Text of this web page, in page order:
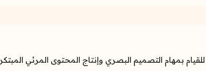
بمهام التصميم البصري وإنتاج المحتوى المرئي المبتكر